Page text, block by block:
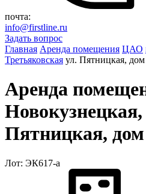
почта:
info@firstline.ru
Задать вопрос
Главная Аренда помещения ЦАО
Третьяковская ул. Пятницкая, дом
Аренда
Новокузнецкая,
Пятницкая, дом
Лот: ЭК617-a